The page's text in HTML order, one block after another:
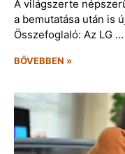
A világszerte
a bemutatása után is
Összefoglaló: Az LG …
BŐVEBBEN »